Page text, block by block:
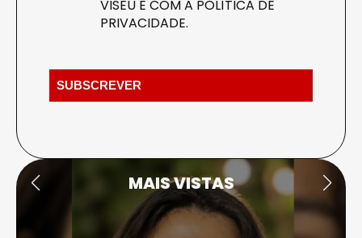
VISEU E COM A POLÍTICA DE
PRIVACIDADE.
MAIS VISTAS